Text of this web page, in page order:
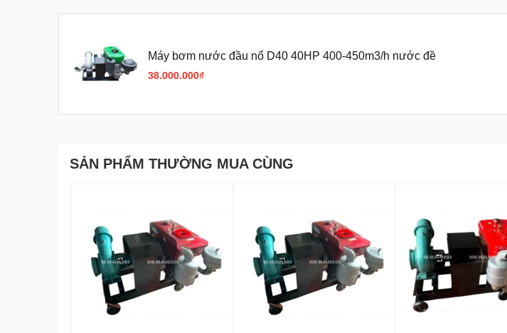
Model:D40
Công suất:40 HP
Cột áp:6 – 8 mét
Trọng lượng:68 kg
Cơ chế làm mát:Làm mát bằng nước
Khởi động: Đề nổ – Ắc quy
Bảo hành:
Máy bơm nước đầu nổ D40 40HP 400-450m3/h nước đề
38.000.000₫
SẢN PHẨM THƯỜNG MUA CÙNG